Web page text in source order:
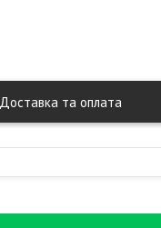
Доставка та оплата